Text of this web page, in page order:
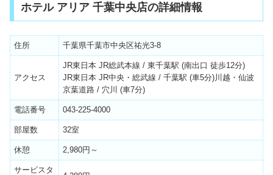
ホテル アリア 千葉中央店の詳細情報
住所 千葉県千葉市中央区祐光3-8
アクセス
JR東日本 JR総武本線 / 東千葉駅 (南出口 徒歩12分)
JR東日本 JR中央・総武線 / 千葉駅 (車5分)川越・仙波
京葉道路 / 穴川 (車7分)
電話番号 043-225-4000
部屋数 32室
休憩 2,980円～
サービスタ